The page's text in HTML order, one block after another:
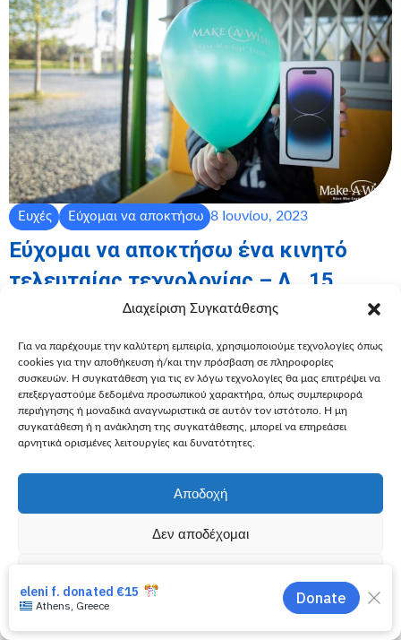
Διαχείριση Συγκατάθεσης
Για να παρέχουμε την καλύτερη εμπειρία, χρησιμοποιούμε τεχνολογίες όπως
cookies για την αποθήκευση ή/και την πρόσβαση σε πληροφορίες
συσκευών. Η συγκατάθεση για τις εν λόγω τεχνολογίες θα μας επιτρέψει να
επεξεργαστούμε δεδομένα προσωπικού χαρακτήρα, όπως συμπεριφορά
περιήγησης ή μοναδικά αναγνωριστικά σε αυτόν τον ιστότοπο. Η μη
συγκατάθεση ή η ανάκληση της συγκατάθεσης, μπορεί να επηρεάσει
αρνητικά ορισμένες λειτουργίες και δυνατότητες.
Αποδοχή
Δεν αποδέχομαι
Πολιτική Απορρήτου
Ευχές Εύχομαι να αποκτήσω 8 Ιουνίου, 2023
Εύχομαι να αποκτήσω ένα κινητό
τελευταίας τεχνολογίας – Λ., 15
Όπως οι σφαίρες του paintball σκόρπιζαν χρώματα στον
χρώμα στην καθημερινότητά του, που θα είναι πλέον
ευκολότερη.
Περισσότερα
44 45
→